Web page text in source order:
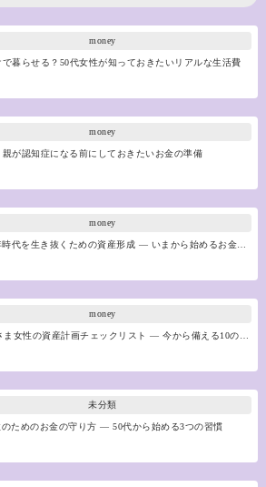
money
で暮らせる？50代女性が知っておきたいリアルな生活費
money
親が認知症になる前にしておきたいお金の準備
money
時代を生き抜くための資産形成 ― いまから始めるお金…
money
ま女性の資産計画チェックリスト ― 今から備える10の…
未分類
のためのお金の守り方 ― 50代から始める3つの習慣